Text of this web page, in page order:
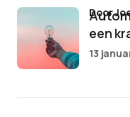
een
door
13